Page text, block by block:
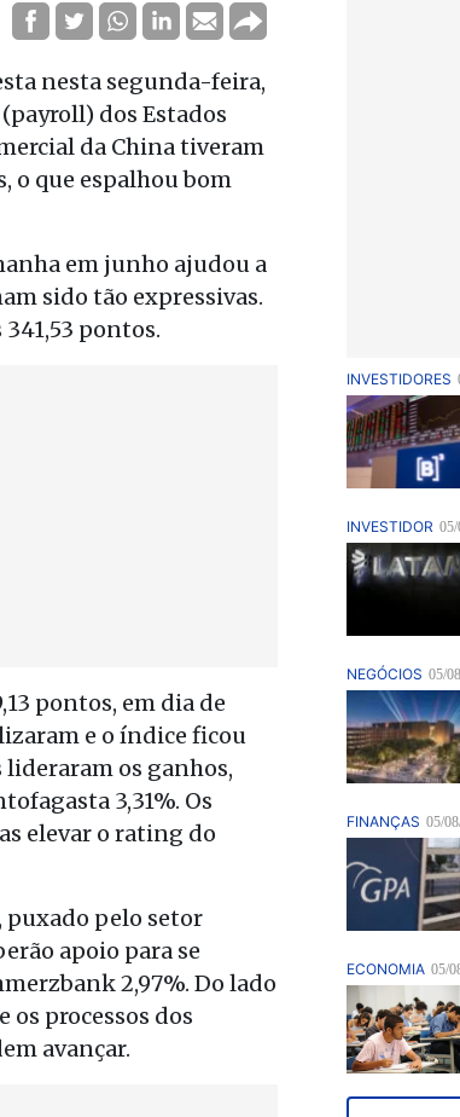
nesta segunda-feira,
dos Estados
da China tiveram
o que espalhou bom
em junho ajudou a
sido tão expressivas.
pontos.
pontos, em dia de
e o índice ficou
os ganhos,
3,31%. Os
elevar o rating do
puxado pelo setor
apoio para se
2,97%. Do lado
processos dos
avançar.